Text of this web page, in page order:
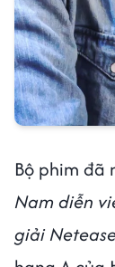
Bộ phim đã
Nam diễn
giải